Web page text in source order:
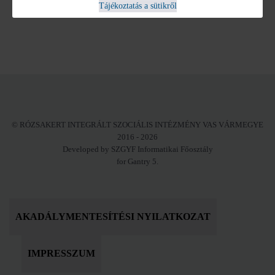
© RÓZSAKERT INTEGRÁLT SZOCIÁLIS INTÉZMÉNY VAS VÁRMEGYE
2016 - 2026
Developed by SZGYF Informatikai Főosztály
for Gantry 5.
AKADÁLYMENTESÍTÉSI NYILATKOZAT
IMPRESSZUM
Tájékoztatás a sütikről